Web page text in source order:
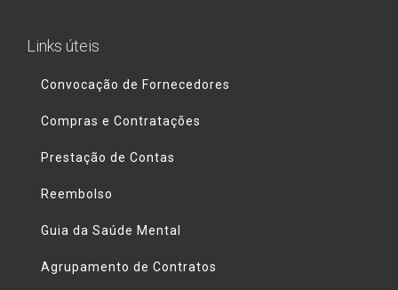
Links úteis
Convocação de Fornecedores
Compras e Contratações
Prestação de Contas
Reembolso
Guia da Saúde Mental
Agrupamento de Contratos